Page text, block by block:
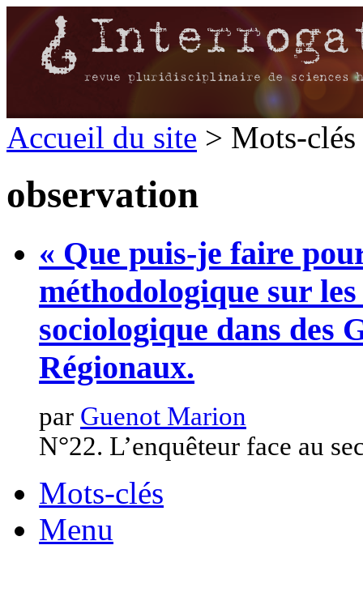
Accueil du site > Mots-
observation
« Que puis-je faire
méthodologique sur
sociologique dans des
Régionaux.
par Guenot Marion
N°22. L’enquêteur face au
Mots-clés
Menu